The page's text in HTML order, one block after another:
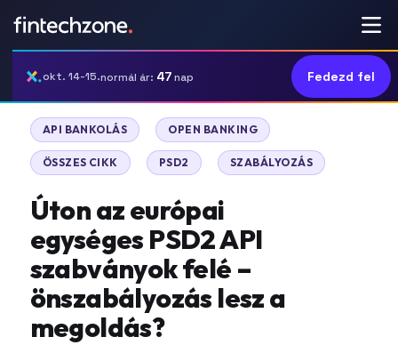
okt. 14-15.normál ár: 47nap Fedezd fel
API BANKOLÁS | OPEN BANKING
ÖSSZES CIKK PSD2 SZABÁLYOZÁS
Úton az európai
egységes PSD2 API
szabványok felé –
önszabályozás lesz a
megoldás?